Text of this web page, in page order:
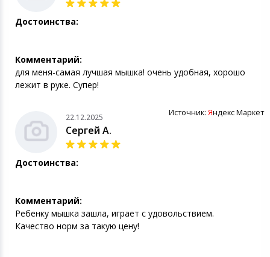
Достоинства:
Комментарий:
для меня-самая лучшая мышка! очень удобная, хорошо
лежит в руке. Супер!
Источник: Яндекс Маркет
22.12.2025
Сергей А.
Достоинства:
Комментарий:
Ребенку мышка зашла, играет с удовольствием.
Качество норм за такую цену!